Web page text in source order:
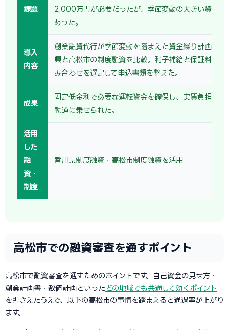
課題
2,000万円が必要だったが、季節変動の大きい資金繰
あった。
導入
内容
創業融資代行が季節変動を踏まえた資金繰り計画を整
県と高松市の制度融資を比較。利子補給と保証料補助
み合わせを選定して申込書類を整えた。
成果
固定低金利で必要な運転資金を確保し、実質負担を抑
軌道に乗せられた。
活用
した
融
資・
制度
香川県制度融資・高松市制度融資を活用
高松市での融資審査を通すポイント
高松市で融資審査を通すためのポイントです。自己資金の見せ方・
創業計画書・数値計画といった どの地域でも共通して効くポイント
を押さえたうえで、以下の高松市の事情を踏まえると通過率が上がり
ます。